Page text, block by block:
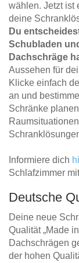
wählen. Jetzt ist
deine
Du
Schubladen
Dachschräge
Aussehen für
Klicke einfach
an und
Schränke
Informiere dich
Schlafzimmer
Deutsche
Deine neue
Qualität „Made
Dachschrägen
der hohen